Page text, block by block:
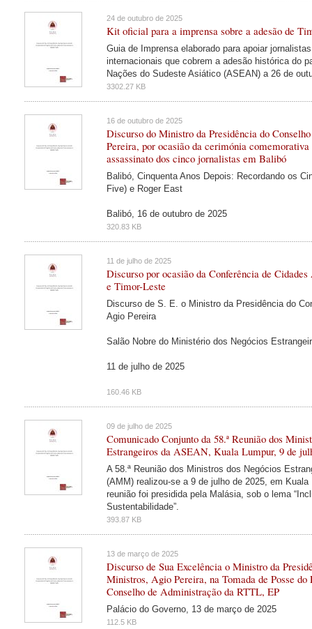
24 de outubro de 2025
Kit oficial para a imprensa sobre a adesão de
Guia de Imprensa elaborado para apoiar
internacionais que cobrem a adesão histórica do
Nações do Sudeste Asiático (ASEAN) a 26 de
3302.27 KB
16 de outubro de 2025
Discurso do Ministro da Presidência do
Pereira, por ocasião da cerimónia comemorativa
assassinato dos cinco jornalistas em Balibó
Balibó, Cinquenta Anos Depois: Recordando os
Five) e Roger East
Balibó, 16 de outubro de 2025
320.83 KB
11 de julho de 2025
Discurso por ocasião da Conferência de
e Timor-Leste
Discurso de S. E. o Ministro da Presidência do
Agio Pereira
Salão Nobre do Ministério dos Negócios
11 de julho de 2025
160.46 KB
09 de julho de 2025
Comunicado Conjunto da 58.ª Reunião dos
Estrangeiros da ASEAN, Kuala Lumpur, 9 de
A 58.ª Reunião dos Ministros dos Negócios
(AMM) realizou-se a 9 de julho de 2025, em Kuala
reunião foi presidida pela Malásia, sob o lema
Sustentabilidade”.
393.87 KB
13 de março de 2025
Discurso de Sua Excelência o Ministro da
Ministros, Agio Pereira, na Tomada de Posse do
Conselho de Administração da RTTL, EP
Palácio do Governo, 13 de março de 2025
112.5 KB